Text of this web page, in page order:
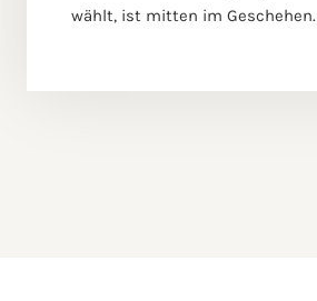
wählt, ist mitten im Geschehen.